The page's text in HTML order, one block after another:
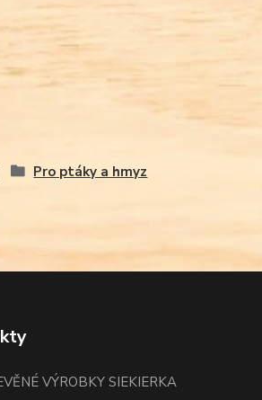
Pro ptáky a hmyz
VÝROBKY SIEKIERKA